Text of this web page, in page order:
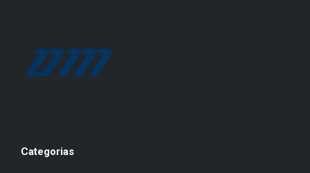
Categorias